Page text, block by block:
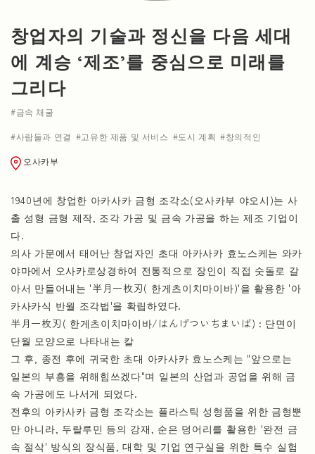
창업자의 기술과 정신을 다음 세대
에 계승 ‘제조’를 중심으로 미래를
그리다
금속 채굴
사람들과 연결 고유한 제품 및 서비스 도시 계획 창의적인
오사카부
1940년에 창업한 아카사카 금형 조각소(오사카부 야오시)는 사
출 성형 금형 제작, 조각 가공 및 금속 가공을 하는 제조 기업이
다.
의사 가문에서 태어난 창업자인 초대 아카사카 효노스케는 와카
야마에서 오사카로상경하여 전통적으로 장인이 직접 숫돌로 갈
아서 만들어내는 '半月一枚刃( 한게츠이치마이바)'을 활용한 '아
카사카식 반월 조각법'을 확립하였다.
半月一枚刃( 한게츠이치마이바/はんげついちまいば) : 단면이
단월 모양으로 나타내는 칼
그 후, 종전 후에 귀국한 초대 아카사카 효노스케는 "앞으로는
일본의 부흥을 위해힘쓰겠다"며 일본의 산업과 공업을 위해 금
속 가공에도 나서게 되었다.
전후의 아카사카 금형 조각소는 플라스틱 성형품을 위한 금형뿐
만 아니라, 두랄루민 등의 강재, 순은 덩어리를 활용한 '완전 금
속 절삭' 방식의 장식품, 대학 및 기업 연구실을 위한 특수 실험